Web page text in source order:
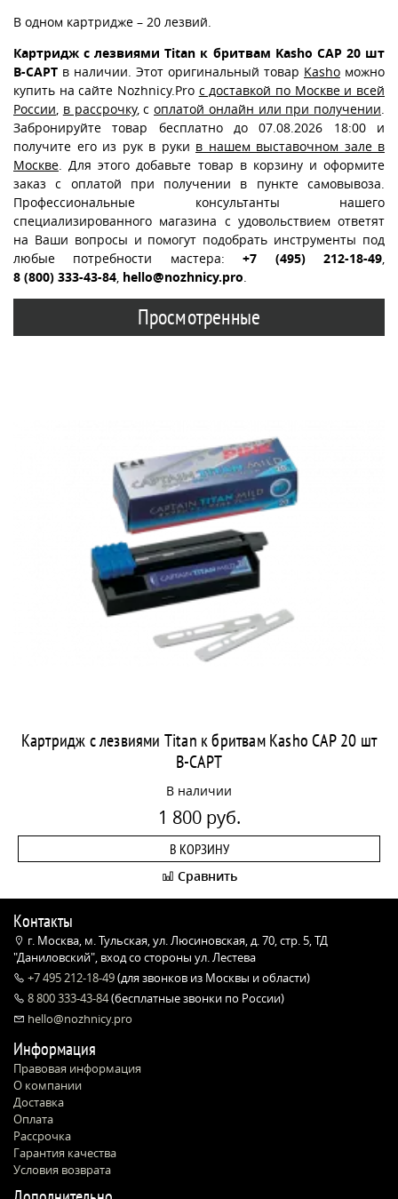
В одном картридже – 20 лезвий.
Картридж с лезвиями Titan к бритвам Kasho CAP 20 шт
B-CAPT в наличии. Этот оригинальный товар Kasho можно
купить на сайте Nozhnicy.Pro с доставкой по Москве и всей
России в рассрочку, с оплатой онлайн или при получении
Забронируйте товар бесплатно до 07.08.2026 18:00 и
получите его из рук в руки в нашем выставочном зале в
Москве . Для этого добавьте товар в корзину и оформите
заказ с оплатой при получении в пункте самовывоза.
Профессиональные консультанты нашего
специализированного магазина с удовольствием ответят
на Ваши вопросы и помогут подобрать инструменты под
любые потребности мастера:+7 (495) 212-18-49
8 (800) 333-43-84 hello@nozhnicy.pro
Просмотренные
Картридж с лезвиями Titan к бритвам Kasho CAP 20 шт
B-CAPT
В наличии
1 800 руб.
В КОРЗИНУ
Сравнить
Контакты
г. Москва, м. Тульская, ул. Люсиновская, д. 70, стр. 5, ТД
"Даниловский", вход со стороны ул. Лестева
+7 495 212-18-49(для звонков из Москвы и области)
8 800 333-43-84(бесплатные звонки по России)
hello@nozhnicy.pro
Информация
Правовая информация
О компании
Доставка
Оплата
Рассрочка
Гарантия качества
Условия возврата